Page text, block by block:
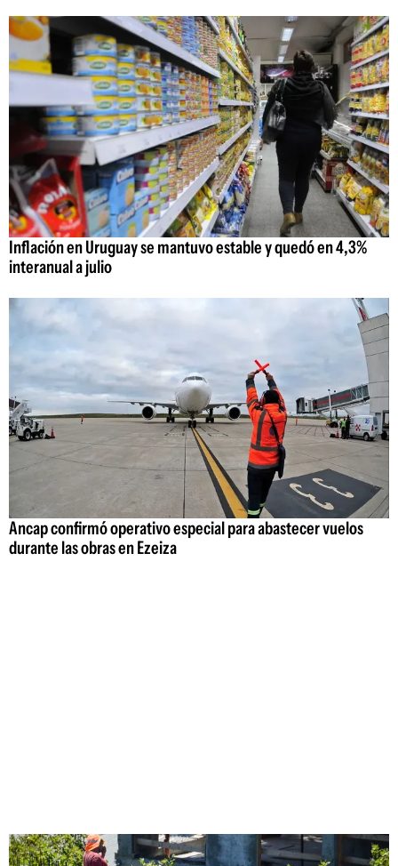
Inflación en Uruguay se mantuvo estable y quedó en 4,3%
interanual a julio
Ancap confirmó operativo especial para abastecer vuelos
durante las obras en Ezeiza